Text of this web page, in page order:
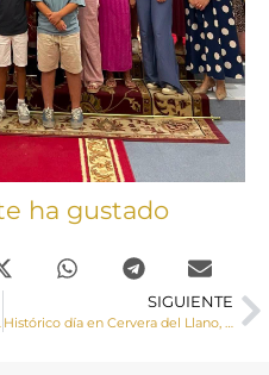
ha gustado
SIGUIENTE